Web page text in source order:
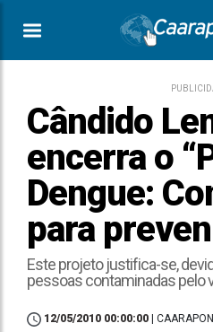
Cândido
encerra o
Dengue:
para
Este projeto justifica-se,
pessoas contaminadas pelo
12/05/2010 00:00:00 |